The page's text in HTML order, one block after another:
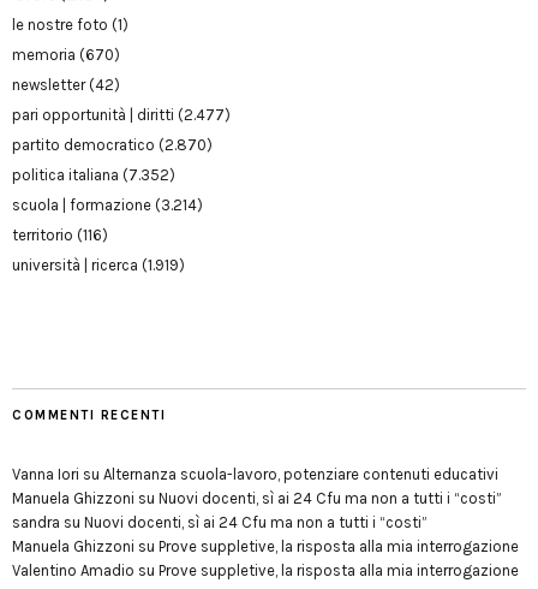
le nostre foto (1)
memoria (670)
newsletter(42)
pari opportunità | diritti (2.477)
partito democratico (2.870)
politica italiana (7.352)
scuola | formazione (3.214)
territorio (116)
università | ricerca (1.919)
COMMENTI RECENTI
Vanna Iori su Alternanza scuola-lavoro, potenziare contenuti educativi
Manuela Ghizzoni su Nuovi docenti, sì ai 24 Cfu ma non a tutti i “costi”
sandra su Nuovi docenti, sì ai 24 Cfu ma non a tutti i “costi”
Manuela Ghizzoni su Prove suppletive, la risposta alla mia interrogazione
Valentino Amadio su Prove suppletive, la risposta alla mia interrogazione